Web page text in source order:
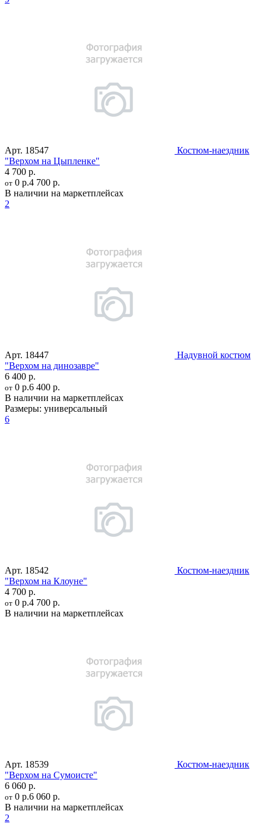
Арт. 18547
Костюм-наездник
"Верхом на Цыпленке"
4 700 р.
от 0 р.4 700 р.
В наличии на маркетплейсах
2
Арт. 18447
Надувной костюм
"Верхом на динозавре"
6 400 р.
от 0 р.6 400 р.
В наличии на маркетплейсах
Размеры: универсальный
6
Арт. 18542
Костюм-наездник
"Верхом на Клоуне"
4 700 р.
от 0 р.4 700 р.
В наличии на маркетплейсах
Арт. 18539
Костюм-наездник
"Верхом на Сумоисте"
6 060 р.
от 0 р.6 060 р.
В наличии на маркетплейсах
2